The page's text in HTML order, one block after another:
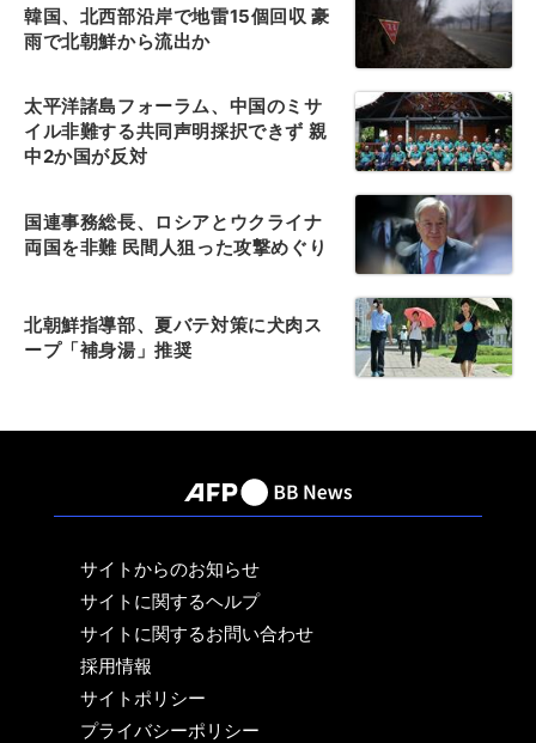
韓国、北西部沿岸で地雷15個回収 豪
雨で北朝鮮から流出か
太平洋諸島フォーラム、中国のミサ
イル非難する共同声明採択できず 親
中2か国が反対
国連事務総長、ロシアとウクライナ
両国を非難 民間人狙った攻撃めぐり
北朝鮮指導部、夏バテ対策に犬肉ス
ープ「補身湯」推奨
サイトからのお知らせ
サイトに関するヘルプ
サイトに関するお問い合わせ
採用情報
サイトポリシー
プライバシーポリシー